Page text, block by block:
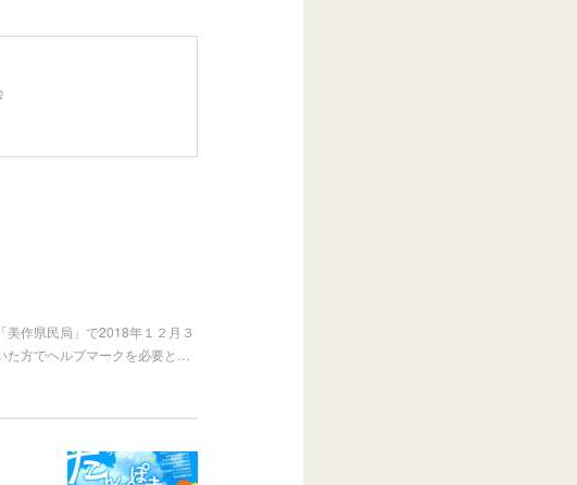
作県民局」で2018年１２月３
方でヘルプマークを必要と…